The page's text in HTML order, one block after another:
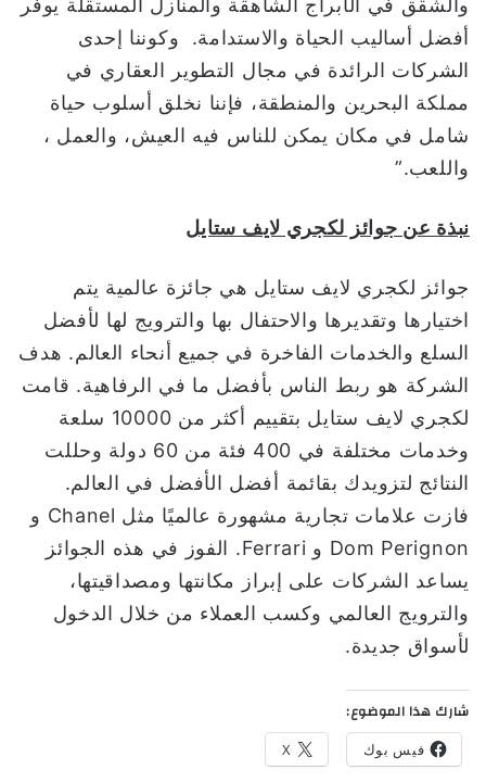
والشقق في الأبراج الشاهقة والمنازل المستقلة يوفر
أفضل أساليب الحياة والاستدامة. وكوننا إحدى
الشركات الرائدة في مجال التطوير العقاري في
مملكة البحرين والمنطقة، فإننا نخلق أسلوب حياة
شامل في مكان يمكن للناس فيه العيش، والعمل ،
واللعب.”
نبذة عن جوائز لكجري لايف ستايل
جوائز لكجري لايف ستايل هي جائزة عالمية يتم
اختيارها وتقديرها والاحتفال بها والترويج لها لأفضل
السلع والخدمات الفاخرة في جميع أنحاء العالم. هدف
الشركة هو ربط الناس بأفضل ما في الرفاهية. قامت
لكجري لايف ستايل بتقييم أكثر من 10000 سلعة
وخدمات مختلفة في 400 فئة من 60 دولة وحللت
النتائج لتزويدك بقائمة أفضل الأفضل في العالم.
فازت علامات تجارية مشهورة عالميًا مثل Chanel و
Dom Perignon و Ferrari. الفوز في هذه الجوائز
يساعد الشركات على إبراز مكانتها ومصداقيتها،
والترويج العالمي وكسب العملاء من خلال الدخول
لأسواق جديدة.
شارك هذا الموضوع:
فيس بوك X